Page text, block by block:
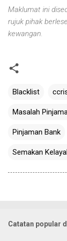
Maklumat ini
rujuk pihak
kewangan.
Blacklist
Masalah
Pinjaman Bank
Semakan
Catatan popular